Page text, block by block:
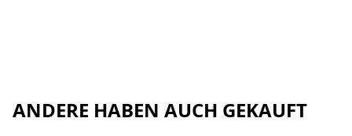
ANDERE HABEN AUCH GEKAUFT